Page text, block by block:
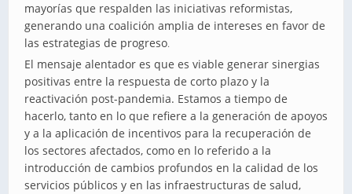
mayorías que respalden las iniciativas reformistas,
generando una coalición amplia de intereses en favor de
las estrategias de progreso.
El mensaje alentador es que es viable generar sinergias
positivas entre la respuesta de corto plazo y la
reactivación post-pandemia. Estamos a tiempo de
hacerlo, tanto en lo que refiere a la generación de apoyos
y a la aplicación de incentivos para la recuperación de
los sectores afectados, como en lo referido a la
introducción de cambios profundos en la calidad de los
servicios públicos y en las infraestructuras de salud,